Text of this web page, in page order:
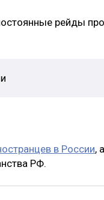
рейды
в России,
РФ.